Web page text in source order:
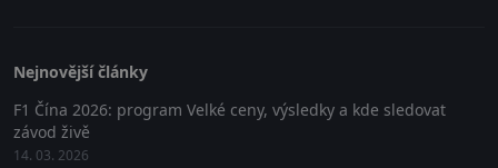
Nejnovější články
F1 Čína 2026: program Velké ceny, výsledky a kde sledovat
závod živě
14. 03. 2026